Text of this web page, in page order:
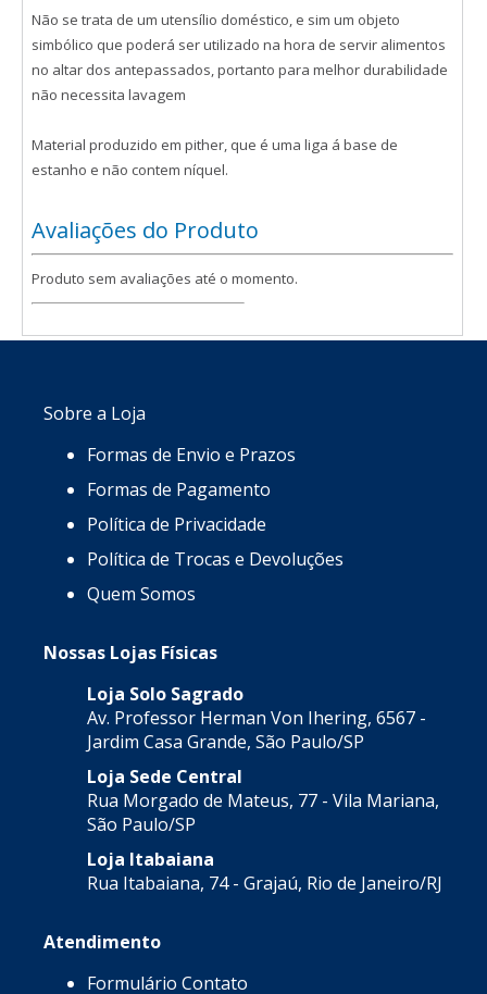
Não se trata de um utensílio doméstico, e sim um objeto
simbólico que poderá ser utilizado na hora de servir alimentos
no altar dos antepassados, portanto para melhor durabilidade
não necessita lavagem
Material produzido em pither, que é uma liga á base de
estanho e não contem níquel.
Avaliações do Produto
Produto sem avaliações até o momento.
Sobre a Loja
Formas de Envio e Prazos
Formas de Pagamento
Política de Privacidade
Política de Trocas e Devoluções
Quem Somos
Nossas Lojas Físicas
Loja Solo Sagrado
Av. Professor Herman Von Ihering, 6567 -
Jardim Casa Grande, São Paulo/SP
Loja Sede Central
Rua Morgado de Mateus, 77 - Vila Mariana,
São Paulo/SP
Loja Itabaiana
Rua Itabaiana, 74 - Grajaú, Rio de Janeiro/RJ
Atendimento
Formulário Contato